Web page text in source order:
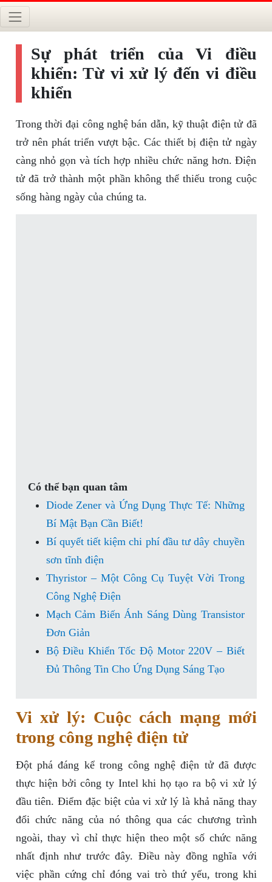
Sự phát triển của Vi điều
khiển: Từ vi xử lý đến vi điều
khiển
Trong thời đại công nghệ bán dẫn, kỹ thuật điện tử đã
trở nên phát triển vượt bậc. Các thiết bị điện tử ngày
càng nhỏ gọn và tích hợp nhiều chức năng hơn. Điện
tử đã trở thành một phần không thể thiếu trong cuộc
sống hàng ngày của chúng ta.
Có thể bạn quan tâm
Diode Zener và Ứng Dụng Thực Tế: Những
Bí Mật Bạn Cần Biết!
Bí quyết tiết kiệm chi phí đầu tư dây chuyền
sơn tĩnh điện
Thyristor – Một Công Cụ Tuyệt Vời Trong
Công Nghệ Điện
Mạch Cảm Biến Ánh Sáng Dùng Transistor
Đơn Giản
Bộ Điều Khiển Tốc Độ Motor 220V – Biết
Đủ Thông Tin Cho Ứng Dụng Sáng Tạo
Vi xử lý: Cuộc cách mạng mới
trong công nghệ điện tử
Đột phá đáng kể trong công nghệ điện tử đã được
thực hiện bởi công ty Intel khi họ tạo ra bộ vi xử lý
đầu tiên. Điểm đặc biệt của vi xử lý là khả năng thay
đổi chức năng của nó thông qua các chương trình
ngoài, thay vì chỉ thực hiện theo một số chức năng
nhất định như trước đây. Điều này đồng nghĩa với
việc phần cứng chỉ đóng vai trò thứ yếu, trong khi